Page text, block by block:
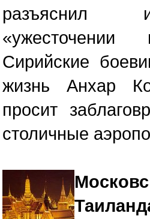
разъяснил
«ужесточении
Сирийские
жизнь Анхар
просит
столичные